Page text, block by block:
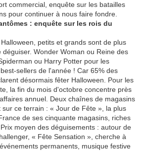
commercial, enquête sur les batailles
pour continuer à nous faire fondre.
: enquête sur les rois du
petits et grands sont de plus
Wonder Woman ou Reine des
ou Harry Potter pour les
sellers de l'année ! Car 65% des
désormais fêter Halloween. Pour les
la fin du mois d'octobre concentre près
annuel. Deux chaînes de magasins
ce terrain : « Jour de Fête », la plus
de ses cinquante magasins, riches
moyen des déguisements : autour de
« Fête Sensation », cherche à
permanents, musique festive